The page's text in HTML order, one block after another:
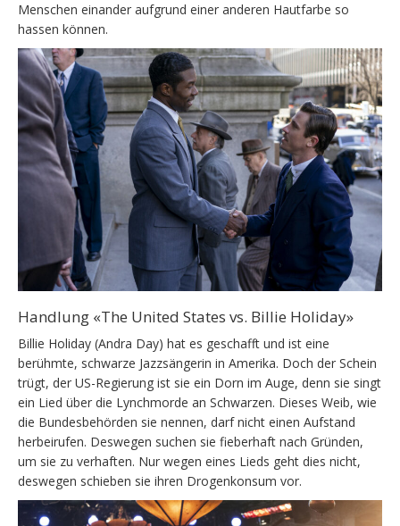
Menschen einander aufgrund einer anderen Hautfarbe so
hassen können.
Handlung «The United States vs. Billie Holiday»
Billie Holiday (Andra Day) hat es geschafft und ist eine
berühmte, schwarze Jazzsängerin in Amerika. Doch der Schein
trügt, der US-Regierung ist sie ein Dorn im Auge, denn sie singt
ein Lied über die Lynchmorde an Schwarzen. Dieses Weib, wie
die Bundesbehörden sie nennen, darf nicht einen Aufstand
herbeirufen. Deswegen suchen sie fieberhaft nach Gründen,
um sie zu verhaften. Nur wegen eines Lieds geht dies nicht,
deswegen schieben sie ihren Drogenkonsum vor.